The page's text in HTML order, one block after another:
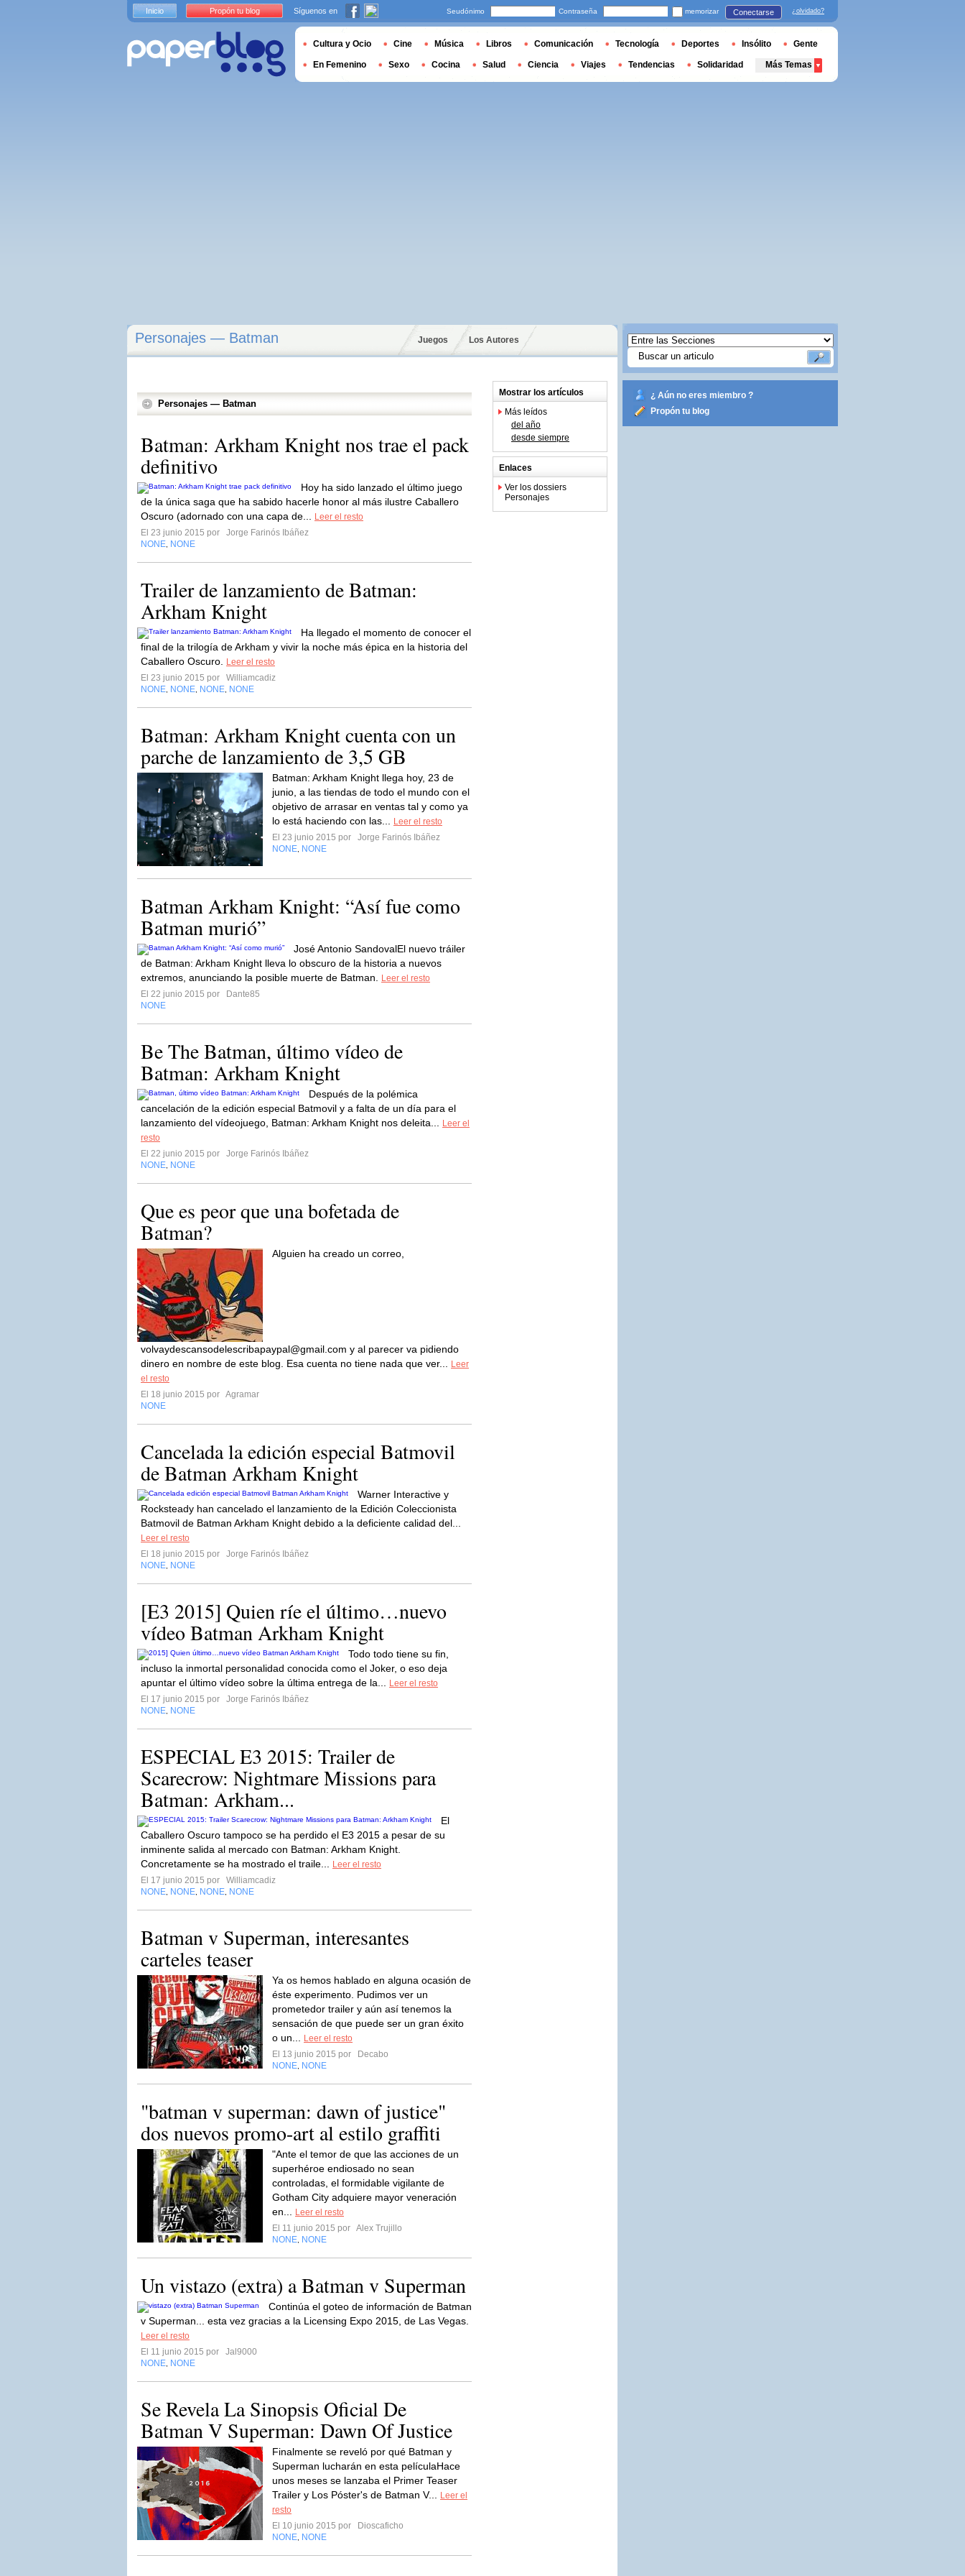
Personajes — Batman Juegos Los Autores
Personajes — Batman
Batman: Arkham Knight nos trae el pack
definitivo
Hoy ha sido lanzado el último juego
de la única saga que ha sabido hacerle honor al más ilustre Caballero
Oscuro (adornado con una capa de...
Leer el resto
El 23 junio 2015 por
Jorge Farinós Ibáñez
NONE NONE
Trailer de lanzamiento de Batman:
Arkham Knight
Ha llegado el momento de conocer el
final de la trilogía de Arkham y vivir la noche más épica en la historia del
Caballero Oscuro.
Leer el resto
El 23 junio 2015 por
Williamcadiz
NONE NONE NONE NONE
Batman: Arkham Knight cuenta con un
parche de lanzamiento de 3,5 GB
Batman: Arkham Knight llega hoy, 23 de
junio, a las tiendas de todo el mundo con el
objetivo de arrasar en ventas tal y como ya
lo está haciendo con las...
Leer el resto
El 23 junio 2015 por
Jorge Farinós Ibáñez
NONE NONE
Batman Arkham Knight: “Así fue como
Batman murió”
José Antonio SandovalEl nuevo tráiler
de Batman: Arkham Knight lleva lo obscuro de la historia a nuevos
extremos, anunciando la posible muerte de Batman.
Leer el resto
El 22 junio 2015 por
Dante85
NONE
Be The Batman, último vídeo de
Batman: Arkham Knight
Después de la polémica
cancelación de la edición especial Batmovil y a falta de un día para el
lanzamiento del vídeojuego, Batman: Arkham Knight nos deleita...
Leer el
resto
El 22 junio 2015 por
Jorge Farinós Ibáñez
NONE NONE
Que es peor que una bofetada de
Batman?
Alguien ha creado un correo,
volvaydescansodelescribapaypal@gmail.com y al parecer va pidiendo
dinero en nombre de este blog. Esa cuenta no tiene nada que ver...
Leer
el resto
El 18 junio 2015 por Agramar
NONE
Cancelada la edición especial Batmovil
de Batman Arkham Knight
Warner Interactive y
Rocksteady han cancelado el lanzamiento de la Edición Coleccionista
Batmovil de Batman Arkham Knight debido a la deficiente calidad del...
Leer el resto
El 18 junio 2015 por
Jorge Farinós Ibáñez
NONE NONE
[E3 2015] Quien ríe el último…nuevo
vídeo Batman Arkham Knight
Todo todo tiene su fin,
incluso la inmortal personalidad conocida como el Joker, o eso deja
apuntar el último vídeo sobre la última entrega de la...
Leer el resto
El 17 junio 2015 por
Jorge Farinós Ibáñez
NONE NONE
ESPECIAL E3 2015: Trailer de
Scarecrow: Nightmare Missions para
Batman: Arkham...
El
Caballero Oscuro tampoco se ha perdido el E3 2015 a pesar de su
inminente salida al mercado con Batman: Arkham Knight.
Concretamente se ha mostrado el traile...
Leer el resto
El 17 junio 2015 por
Williamcadiz
NONE NONE NONE NONE
Batman v Superman, interesantes
carteles teaser
Ya os hemos hablado en alguna ocasión de
éste experimento. Pudimos ver un
prometedor trailer y aún así tenemos la
sensación de que puede ser un gran éxito
o un...
Leer el resto
El 13 junio 2015 por
Decabo
NONE NONE
"batman v superman: dawn of justice"
dos nuevos promo-art al estilo graffiti
"Ante el temor de que las acciones de un
superhéroe endiosado no sean
controladas, el formidable vigilante de
Gotham City adquiere mayor veneración
en...
Leer el resto
El 11 junio 2015 por Alex Trujillo
NONE NONE
Un vistazo (extra) a Batman v Superman
Continúa el goteo de información de Batman
v Superman... esta vez gracias a la Licensing Expo 2015, de Las Vegas.
Leer el resto
El 11 junio 2015 por
Jal9000
NONE NONE
Se Revela La Sinopsis Oficial De
Batman V Superman: Dawn Of Justice
Finalmente se reveló por qué Batman y
Superman lucharán en esta películaHace
unos meses se lanzaba el Primer Teaser
Trailer y Los Póster's de Batman V...
Leer el
resto
El 10 junio 2015 por
Dioscaficho
NONE NONE
Mostrar los artículos
Más leídos
del año
desde siempre
Enlaces
Ver los dossiers
Personajes
¿ Aún no eres miembro ?
Propón tu blog
Inicio Propón tu blog Síguenos en Seudónimo Contraseña memorizar Conectarse ¿olvidado?
Cultura y Ocio Cine Música Libros Comunicación Tecnología Deportes Insólito Gente
En Femenino Sexo Cocina Salud Ciencia Viajes Tendencias Solidaridad Más Temas